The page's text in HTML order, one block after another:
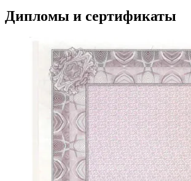
Дипломы и сертификаты